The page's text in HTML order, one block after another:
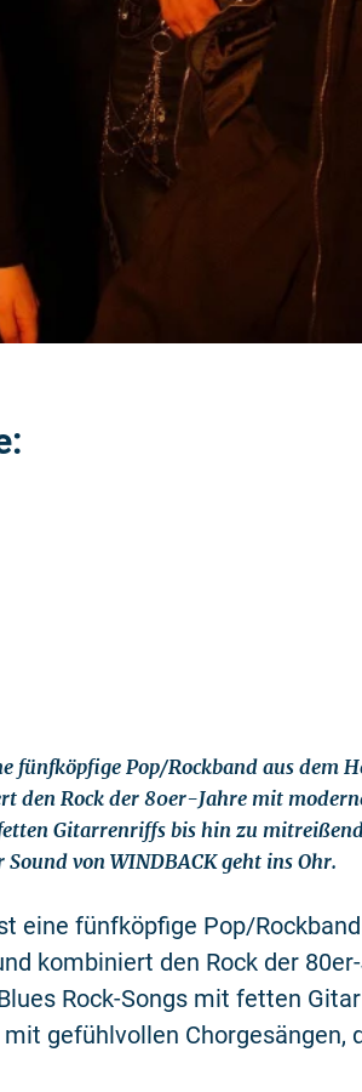
fünfköpfige Pop/Rockband aus dem
den Rock der 80er-Jahre mit
Gitarrenriffs bis hin zu
von WINDBACK geht ins Ohr.
eine fünfköpfige Pop/
kombiniert den Rock der
Rock-Songs mit fetten
gefühlvollen Chorgesängen,